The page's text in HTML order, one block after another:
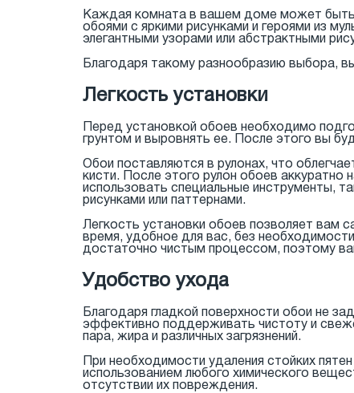
Каждая комната в вашем доме может быть
обоями с яркими рисунками и героями из
элегантными узорами или абстрактными
Благодаря такому разнообразию выбора,
Легкость установки
Перед установкой обоев необходимо
грунтом и выровнять ее. После этого вы
Обои поставляются в рулонах, что
кисти. После этого рулон обоев аккуратно
использовать специальные инструменты,
рисунками или паттернами.
Легкость установки обоев позволяет вам
время, удобное для вас, без
достаточно чистым процессом, поэтому
Удобство ухода
Благодаря гладкой поверхности обои не
эффективно поддерживать чистоту и
пара, жира и различных загрязнений.
При необходимости удаления стойких
использованием любого химического
отсутствии их повреждения.